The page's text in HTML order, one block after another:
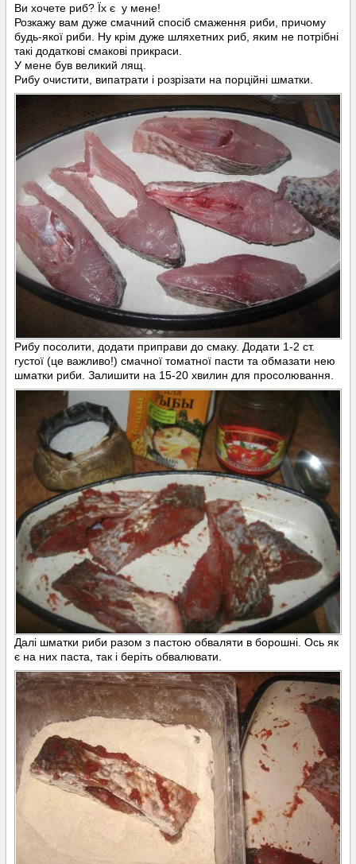
Ви хочете риб? Їх є у мене!
Розкажу вам дуже смачний спосіб смаження риби, причому
будь-якої риби. Ну крім дуже шляхетних риб, яким не потрібні
такі додаткові смакові прикраси.
У мене був великий лящ.
Рибу очистити, випатрати і розрізати на порційні шматки.
Рибу посолити, додати приправи до смаку. Додати 1-2 ст.
густої (це важливо!) смачної томатної пасти та обмазати нею
шматки риби. Залишити на 15-20 хвилин для просолювання.
Далі шматки риби разом з пастою обваляти в борошні. Ось як
є на них паста, так і беріть обвалювати.